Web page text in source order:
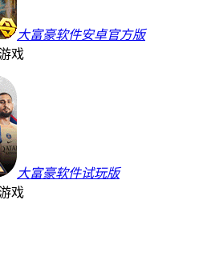
大富豪软件安卓官方版
戏
大富豪软件试玩版
戏